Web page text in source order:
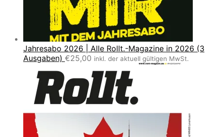
Jahresabo 2026 | Alle Rollt.-Magazine in 2026 (3
Ausgaben) €25,00 inkl. der aktuell gültigen MwSt.